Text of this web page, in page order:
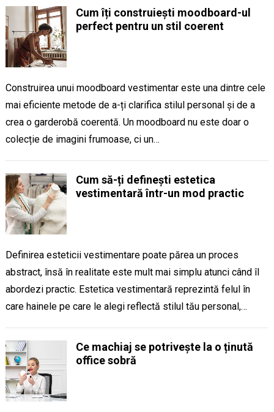
Cum îți construiești moodboard-ul
perfect pentru un stil coerent
Construirea unui moodboard vestimentar este una dintre cele
mai eficiente metode de a-ți clarifica stilul personal și de a
crea o garderobă coerentă. Un moodboard nu este doar o
colecție de imagini frumoase, ci un…
Cum să-ți definești estetica
vestimentară într-un mod practic
Definirea esteticii vestimentare poate părea un proces
abstract, însă în realitate este mult mai simplu atunci când îl
abordezi practic. Estetica vestimentară reprezintă felul în
care hainele pe care le alegi reflectă stilul tău personal,…
Ce machiaj se potrivește la o ținută
office sobră